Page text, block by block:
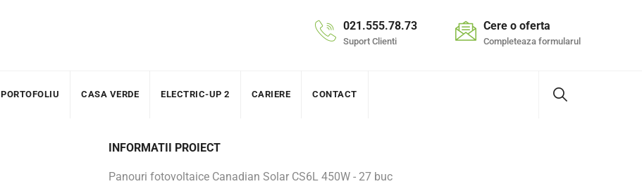
021.555.78.73
Suport Clienti
Cere o oferta
Completeaza formularul
PORTOFOLIU CASA VERDE ELECTRIC-UP 2 CARIERE CONTACT
INFORMATII PROIECT
Panouri fotovoltaice Canadian Solar CS6L 450W - 27 buc